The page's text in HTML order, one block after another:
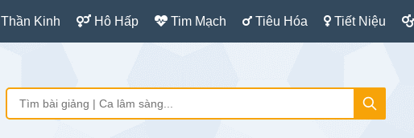
Thần Kinh Hô Hấp Tim Mạch Tiêu Hóa Tiết Niệu